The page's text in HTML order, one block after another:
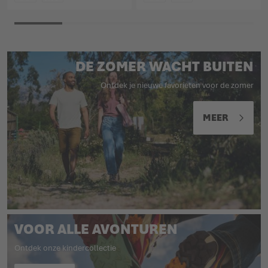
DE ZOMER WACHT BUITEN
Ontdek je nieuwe favorieten voor de zomer
MEER
VOOR ALLE AVONTUREN
Ontdek onze kindercollectie